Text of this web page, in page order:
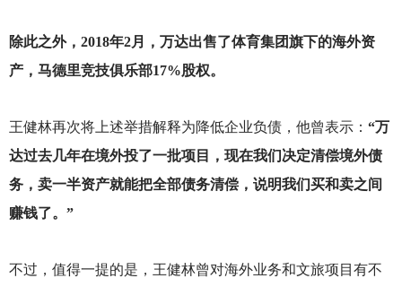
除此之外，2018年2月，万达出售了体育集团旗下的海外资
产，马德里竞技俱乐部17%股权。
王健林再次将上述举措解释为降低企业负债，他曾表示： “万
达过去几年在境外投了一批项目，现在我们决定清偿境外债
务，卖一半资产就能把全部债务清偿，说明我们买和卖之间
赚钱了。”
不过，值得一提的是，王健林曾对海外业务和文旅项目有不